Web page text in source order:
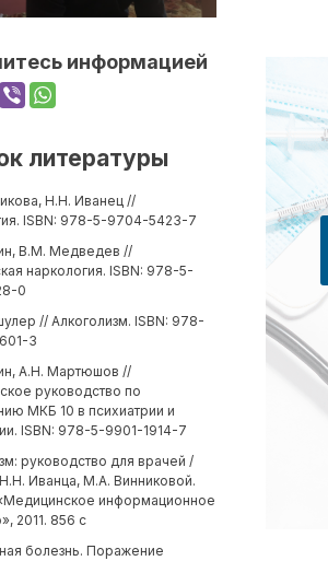
информацией
литературы
Н.Н. Иванец //
ISBN: 978-5-9704-5423-7
В.М. Медведев //
наркология. ISBN: 978-5-
0
// Алкоголизм. ISBN: 978-
3
А.Н. Мартюшов //
руководство по
МКБ 10 в психиатрии и
ISBN: 978-5-9901-1914-7
руководство для врачей /
Иванца, М.А. Винниковой.
информационное
2011. 856 с
болезнь. Поражение